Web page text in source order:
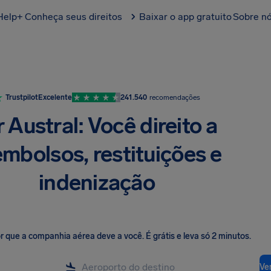
Conheça seus direitos Baixar o app gratuitoSobre
TrustpilotExcelente 241.540 recomendações
Austral: Você direito a
restituições e
indenização
que a companhia aérea deve a você. É grátis e leva só 2 minutos.